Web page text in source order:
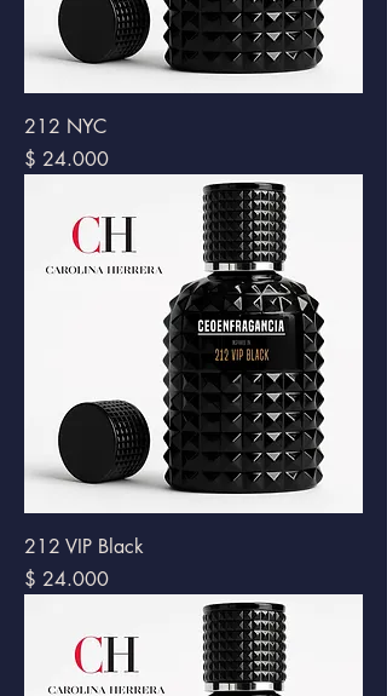
212 NYC
Precio
$ 24.000
212 VIP Black
Precio
$ 24.000